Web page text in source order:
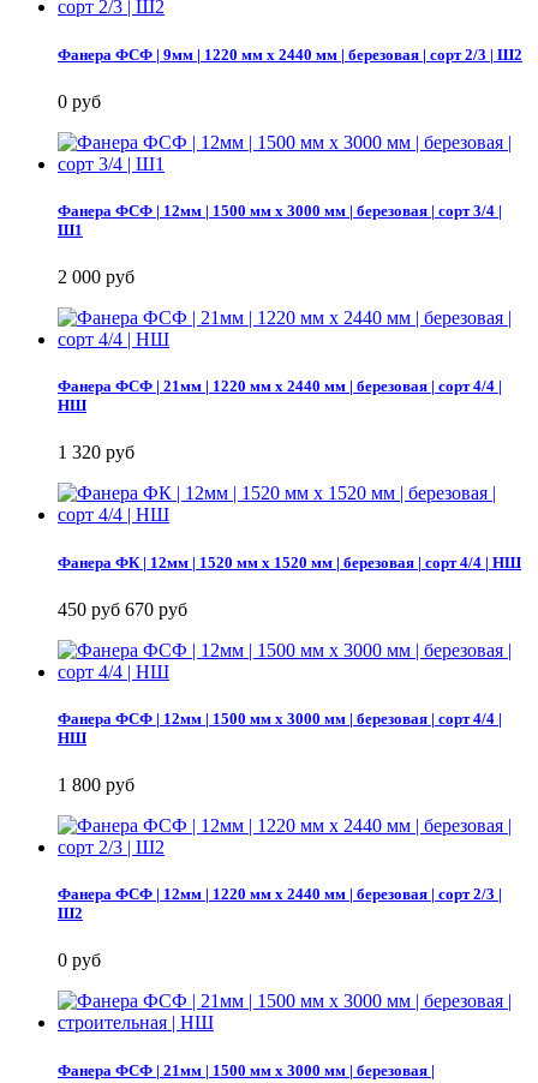
Фанера ФСФ | 9мм | 1220 мм х 2440 мм | березовая | сорт 2/3 | Ш2
0 руб
Фанера ФСФ | 12мм | 1500 мм х 3000 мм | березовая | сорт 3/4 |
Ш1
2 000 руб
Фанера ФСФ | 21мм | 1220 мм х 2440 мм | березовая | сорт 4/4 |
НШ
1 320 руб
Фанера ФК | 12мм | 1520 мм х 1520 мм | березовая | сорт 4/4 | НШ
450 руб 670 руб
Фанера ФСФ | 12мм | 1500 мм х 3000 мм | березовая | сорт 4/4 |
НШ
1 800 руб
Фанера ФСФ | 12мм | 1220 мм х 2440 мм | березовая | сорт 2/3 |
Ш2
0 руб
Фанера ФСФ | 21мм | 1500 мм х 3000 мм | березовая |